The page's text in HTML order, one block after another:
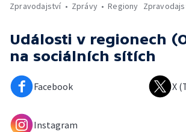
Zpravodajství
Zprávy Regiony
Události v regionech
na sociálních sítích
Facebook X
Instagram